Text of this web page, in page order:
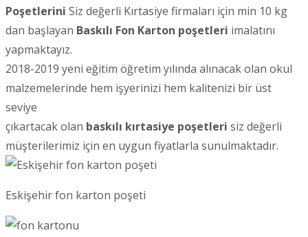
Poşetlerini Siz değerli Kırtasiye firmaları için min 10 kg
dan başlayan Baskılı Fon Karton poşetleri imalatını
yapmaktayız.
2018-2019 yeni eğitim öğretim yılında alınacak olan okul
malzemelerinde hem işyerinizi hem kalitenizi bir üst
seviye
çıkartacak olan baskılı kırtasiye poşetleri siz değerli
müşterilerimiz için en uygun fiyatlarla sunulmaktadır.
Eskişehir fon karton poşeti